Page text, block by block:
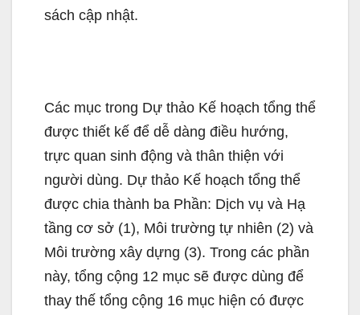
sách cập nhật.
Các mục trong Dự thảo Kế hoạch tổng thể
được thiết kế để dễ dàng điều hướng,
trực quan sinh động và thân thiện với
người dùng. Dự thảo Kế hoạch tổng thể
được chia thành ba Phần: Dịch vụ và Hạ
tầng cơ sở (1), Môi trường tự nhiên (2) và
Môi trường xây dựng (3). Trong các phần
này, tổng cộng 12 mục sẽ được dùng để
thay thế tổng cộng 16 mục hiện có được